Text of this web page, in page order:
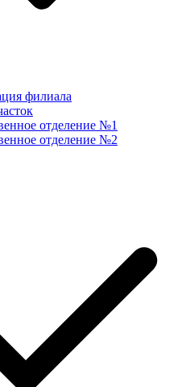
филиала
отделение №1
отделение №2